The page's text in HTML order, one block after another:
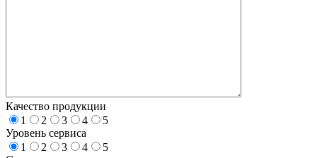
Качество продукции
1
2 3 4
5
Уровень сервиса
1
2 3 4
5